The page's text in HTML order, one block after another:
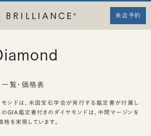
来店予約
覧・価格表
ンドは、米国宝石学会が発行する鑑定書が付属し
のGIA鑑定書付きのダイヤモンドは、中間マージンを
格を実現しています。